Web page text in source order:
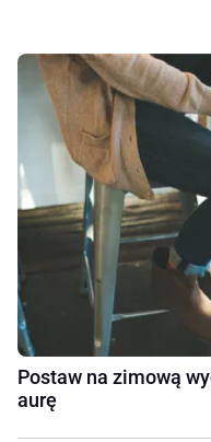
Postaw na zimową
aurę